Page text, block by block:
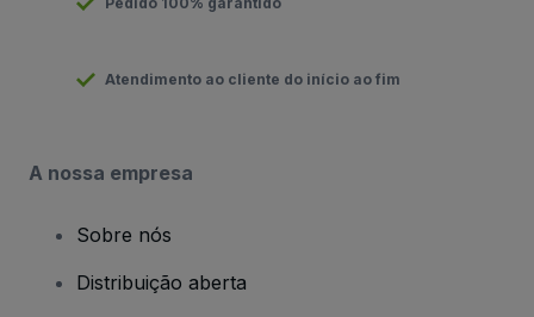
Atendimento ao cliente do início ao fim
A nossa empresa
Sobre nós
Distribuição aberta